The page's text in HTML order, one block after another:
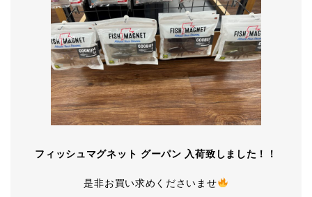
フィッシュマグネット グーパン 入荷致しました！！
是非お買い求めくださいませ